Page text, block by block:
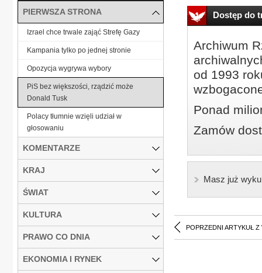
Dostęp do
Archiwum
od 1993
Ponad
Zamów
Masz już
POPRZEDNI ARTYKUŁ Z
PIERWSZA STRONA
Izrael chce trwale zająć Strefę Gazy
Kampania tylko po jednej stronie
Opozycja wygrywa wybory
PiS bez większości, rządzić może
Donald Tusk
Polacy tłumnie wzięli udział w
głosowaniu
KOMENTARZE
KRAJ
ŚWIAT
KULTURA
PRAWO CO DNIA
EKONOMIA I RYNEK